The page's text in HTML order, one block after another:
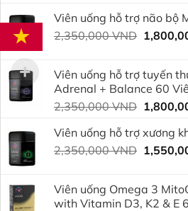
là:
900,000
Viên uống hỗ trợ não bộ
2,350,000VND Giá
Viên uống hỗ trợ tuyến
Adrenal + Balance 60
2,350,000VND Giá
là:
Viên uống hỗ trợ xương
2,350,000VND Giá
Viên uống Omega 3
with Vitamin D3, K2 & E